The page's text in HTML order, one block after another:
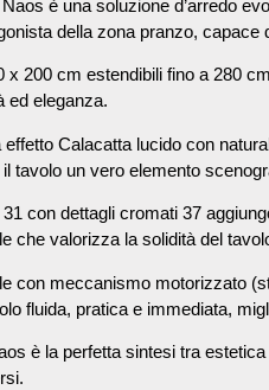
è una soluzione d’arredo
della zona pranzo,
x 200 cm estendibili fino a 280
ed eleganza.
effetto Calacatta lucido con
tavolo un vero elemento
con dettagli cromati 37
che valorizza la solidità del
con meccanismo motorizzato
fluida, pratica e immediata,
è la perfetta sintesi tra